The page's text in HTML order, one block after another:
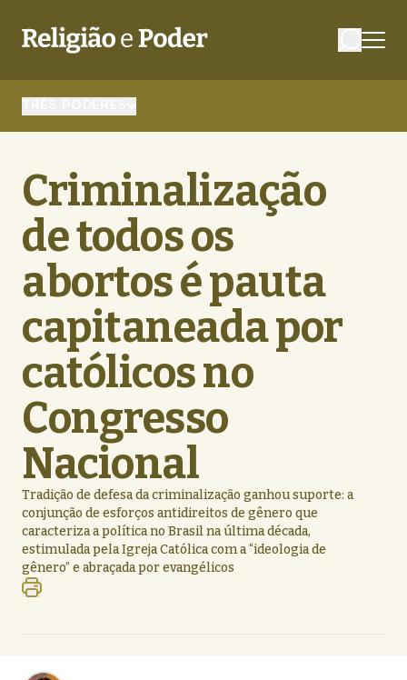
Criminalização
de todos os
abortos é pauta
capitaneada por
católicos no
Congresso
Nacional
Tradição de defesa da criminalização ganhou suporte: a
conjunção de esforços antidireitos de gênero que
caracteriza a política no Brasil na última década,
estimulada pela Igreja Católica com a “ideologia de
gênero” e abraçada por evangélicos